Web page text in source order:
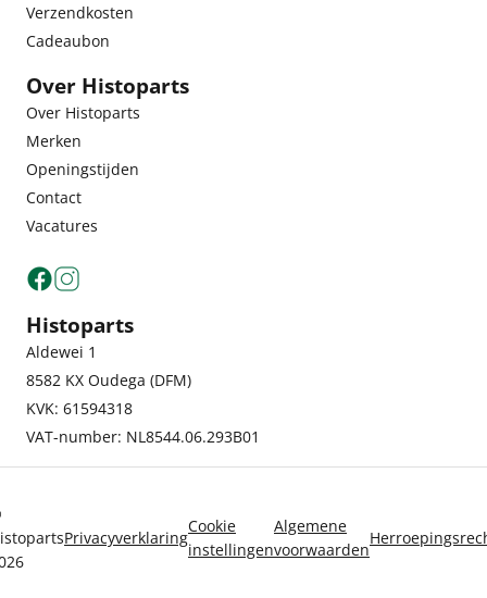
Verzendkosten
Cadeaubon
Over Histoparts
Over Histoparts
Merken
Openingstijden
Contact
Vacatures
Histoparts
Aldewei 1
8582 KX Oudega (DFM)
KVK: 61594318
VAT-number: NL8544.06.293B01
Privacyverklaring
Cookie
instellingen
Algemene
voorwaarden